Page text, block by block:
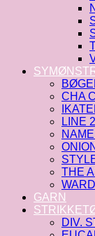
CHA
LINE
ONION
THE
GARN
DIV.